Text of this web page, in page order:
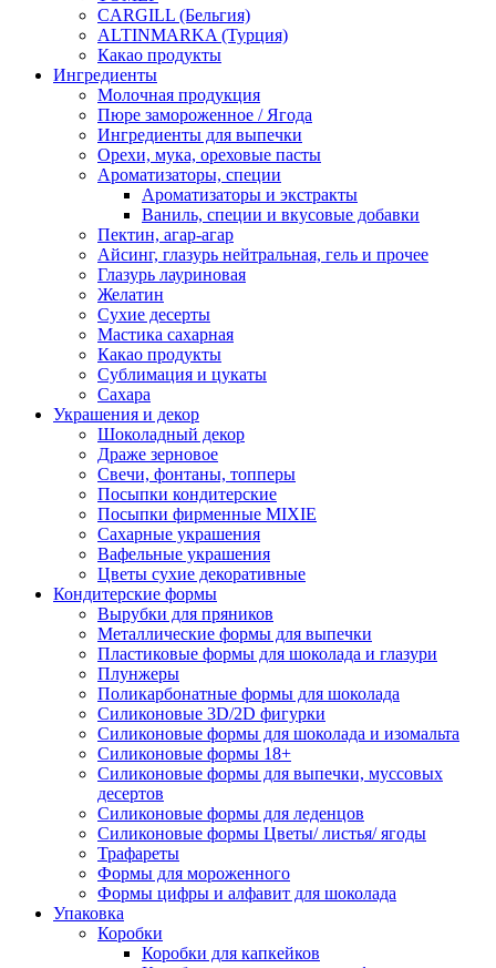
CARGILL (Бельгия)
ALTINMARKA (Турция)
Какао продукты
Ингредиенты
Молочная продукция
Пюре замороженное / Ягода
Ингредиенты для выпечки
Орехи, мука, ореховые пасты
Ароматизаторы, специи
Ароматизаторы и экстракты
Ваниль, специи и вкусовые добавки
Пектин, агар-агар
Айсинг, глазурь нейтральная, гель и прочее
Глазурь лауриновая
Желатин
Сухие десерты
Мастика сахарная
Какао продукты
Сублимация и цукаты
Сахара
Украшения и декор
Шоколадный декор
Драже зерновое
Свечи, фонтаны, топперы
Посыпки кондитерские
Посыпки фирменные MIXIE
Сахарные украшения
Вафельные украшения
Цветы сухие декоративные
Кондитерские формы
Вырубки для пряников
Металлические формы для выпечки
Пластиковые формы для шоколада и глазури
Плунжеры
Поликарбонатные формы для шоколада
Силиконовые 3D/2D фигурки
Силиконовые формы для шоколада и изомальта
Силиконовые формы 18+
Силиконовые формы для выпечки, муссовых
десертов
Силиконовые формы для леденцов
Силиконовые формы Цветы/ листья/ ягоды
Трафареты
Формы для мороженного
Формы цифры и алфавит для шоколада
Упаковка
Коробки
Коробки для капкейков